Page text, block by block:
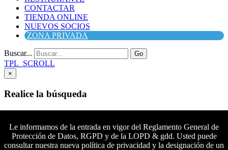
CONTACTAR
TIENDA ONLINE
NUEVOS SOCIOS
ZONA PRIVADA
Buscar... Go
TPL_SCROLL
×
Realice la búsqueda
Buscar
Síguenos en Facebook
Le informamos de la entrada en vigor del Reglamento General de
Protección de Datos, RGPD y de la LOPD & gdd. Usted puede
consultar nuestra nueva política de privacidad y la designación de un